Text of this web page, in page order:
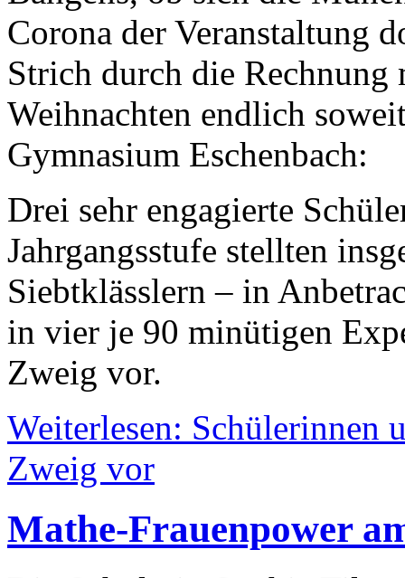
Corona der Veranstaltung
Strich durch die Rechnung
Weihnachten endlich
Gymnasium Eschenbach:
Drei sehr engagierte
Jahrgangsstufe stellten
Siebtklässlern – in
in vier je 90 minütigen
Zweig vor.
Weiterlesen: Schülerinnen
Zweig vor
Mathe-Frauenpower